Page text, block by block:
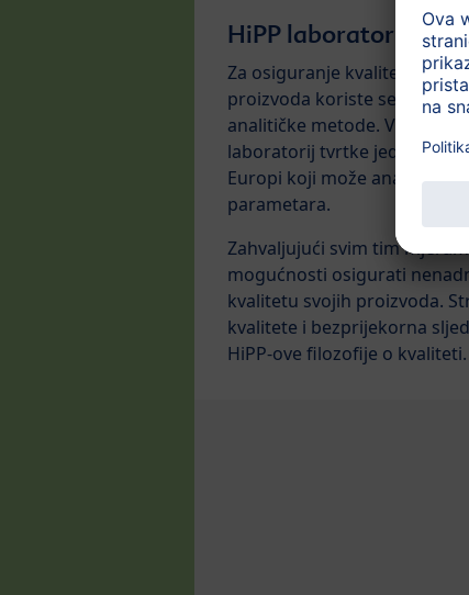
HiPP laboratorij -
Za osiguranje kvalitete
proizvoda koriste se
analitičke metode. Vlastiti
laboratorij tvrtke jedan je od
Europi koji može analizirati
parametara.
Zahvaljujući svim tim
mogućnosti osigurati
kvalitetu svojih proizvoda.
kvalitete i bezprijekorna
HiPP-ove filozofije o kvaliteti.